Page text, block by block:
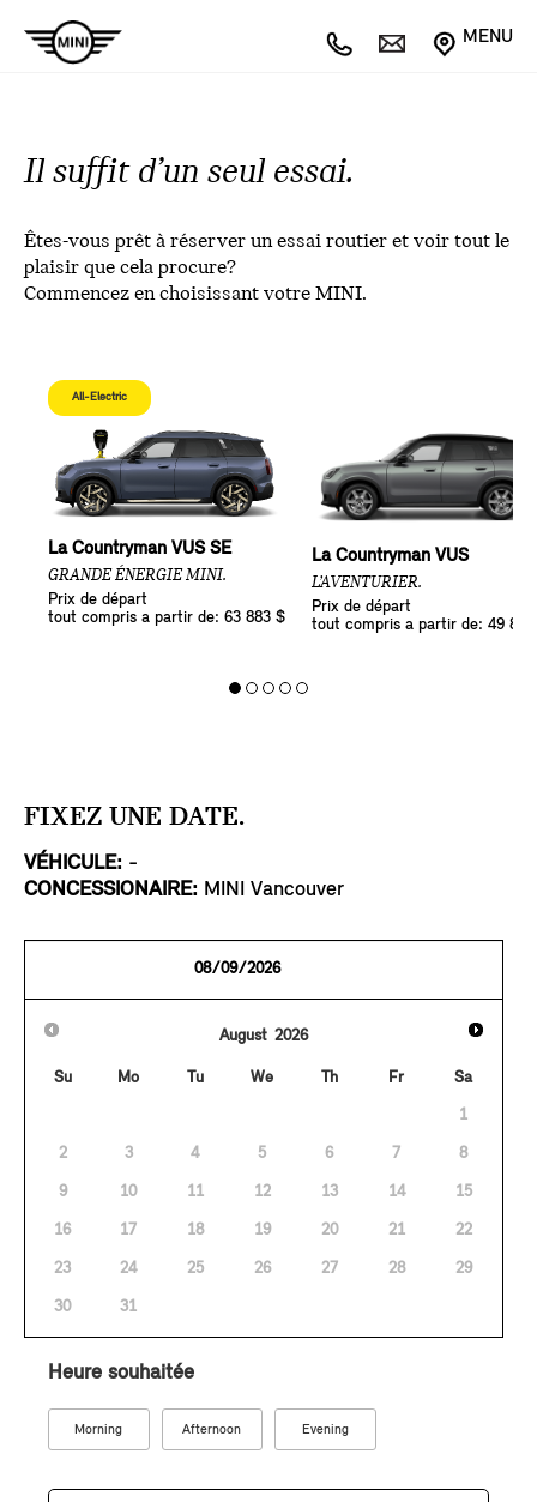
MENU
Il suffit d’un seul essai.
Êtes-vous prêt à réserver un essai routier et voir tout le
plaisir que cela procure?
Commencez en choisissant votre MINI.
All-Electric
La Countryman VUS SE
GRANDE ÉNERGIE MINI.
Prix de départ
tout compris a partir de: 63 883 $
La Countryman VUS
L’AVENTURIER.
Prix de départ
tout compris a partir de: 49
FIXEZ UNE DATE.
VÉHICULE: -
CONCESSIONAIRE: MINI Vancouver
August 2026
Su Mo Tu We Th Fr Sa
1
2 3 4 5 6 7 8
9 10 11 12 13 14 15
16 17 18 19 20 21 22
23 24 25 26 27 28 29
30 31
Heure souhaitée
Morning Afternoon Evening